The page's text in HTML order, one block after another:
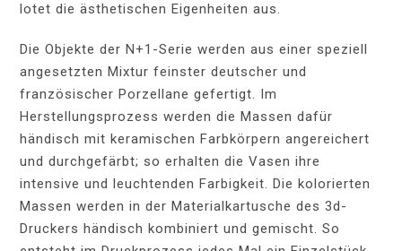
lotet die ästhetischen Eigenheiten aus.
Die Objekte der N+1-Serie werden aus einer speziell
angesetzten Mixtur feinster deutscher und
französischer Porzellane gefertigt. Im
Herstellungsprozess werden die Massen dafür
händisch mit keramischen Farbkörpern angereichert
und durchgefärbt; so erhalten die Vasen ihre
intensive und leuchtenden Farbigkeit. Die kolorierten
Massen werden in der Materialkartusche des 3d-
Druckers händisch kombiniert und gemischt. So